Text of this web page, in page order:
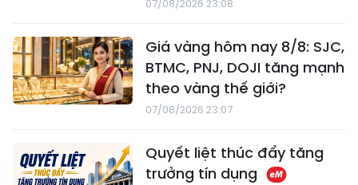
07/08/2026 23:08
Giá vàng hôm nay 8/8: SJC,
BTMC, PNJ, DOJI tăng mạnh
theo vàng thế giới?
07/08/2026 23:07
Quyết liệt thúc đẩy tăng
trưởng tín dụng